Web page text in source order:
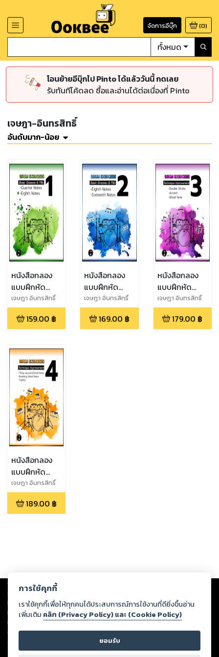
จัดการอีบุ๊ก (0)
ทั้งหมด
โอนย้ายอีบุ๊กไป Pinto ได้แล้ววันนี้ กดเลย
รับทันทีโค้ดลด ซื้อและอ่านได้ต่อเนื่องที่ Pinto
เจษฎา-อินทรสิทธิ์
อันดับมาก-น้อย
หนังสือกลอง
แบบฝึกหัด
กลองชุด Drum
Exercises 1
Basic Grooves
(Quarter &
Eighth Notes)
เจษฎา อินทรสิทธิ์
159.00 ฿
หนังสือกลอง
แบบฝึกหัด
กลองชุด Drum
Exercises 2
Basic Grooves
เจษฎา อินทรสิทธิ์
169.00 ฿
หนังสือกลอง
แบบฝึกหัด
กลองชุด Drum
Exercises 3
Technique
เจษฎา อินทรสิทธิ์
179.00 ฿
หนังสือกลอง
แบบฝึกหัด
กลองชุด Drum
Exercises 4
Technique
เจษฎา อินทรสิทธิ์
189.00 ฿
Copyright © 2026
ต่อผลงานหรือเนื้อหาใดที่อัปโหลดผ่านเว็บไซต์และปรากฏว่าละเมิดสิทธิใน
ทรัพย์สินทางปัญญาของบุคคลอื่นหรือขัดต่อกฎหมายและศีลธรรม ดังนั้น ผู้อ่าน
ทุกท่านโปรดใช้วิจารณญาณในการกลั่นกรองด้วยตนเอง และหากท่านพบว่าส่วน
หนึ่งส่วนใดขัดต่อกฎหมายและศีลธรรม กรุณาแจ้งมายังบริษัท เพื่อทีมงานจะได้
ดำเนินการในทันที ทั้งนี้ ทางสตอรี่ล็อกขอสงวนลิขสิทธิ์ตามพระราชบัญญัติ
ลิขสิทธิ์ พ.ศ. 2537 (ฉบับล่าสุด)
การใช้คุกกี้
เราใช้คุกกี้เพื่อให้ทุกคนได้ประสบการณ์การใช้งานที่ดียิ่งขึ้นอ่าน
เพิ่มเติม คลิก (Privacy Policy) และ (Cookie Policy)
ยอมรับ